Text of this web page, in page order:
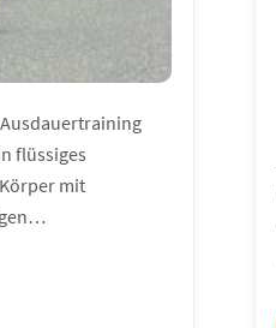
flüssiges
mit